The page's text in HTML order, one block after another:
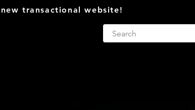
transactional website!